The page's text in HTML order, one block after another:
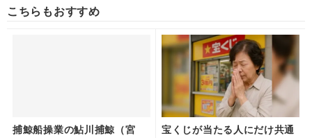
こちらもおすすめ
捕鯨船操業の鮎川捕鯨（宮
宝くじが当たる人にだけ共通